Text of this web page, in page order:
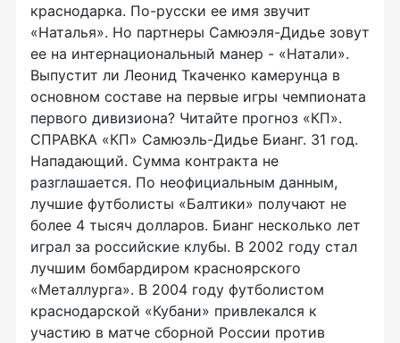
краснодарка. По-русски ее имя звучит
«Наталья». Но партнеры Самюэля-Дидье зовут
ее на интернациональный манер - «Натали».
Выпустит ли Леонид Ткаченко камерунца в
основном составе на первые игры чемпионата
первого дивизиона? Читайте прогноз «КП».
СПРАВКА «КП» Самюэль-Дидье Бианг. 31 год.
Нападающий. Сумма контракта не
разглашается. По неофициальным данным,
лучшие футболисты «Балтики» получают не
более 4 тысяч долларов. Бианг несколько лет
играл за российские клубы. В 2002 году стал
лучшим бомбардиром красноярского
«Металлурга». В 2004 году футболистом
краснодарской «Кубани» привлекался к
участию в матче сборной России против